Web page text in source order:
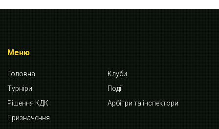
Меню
Головна
Клуби
Турніри
Події
Рішення КДК
Арбітри та інспектори
Призначення